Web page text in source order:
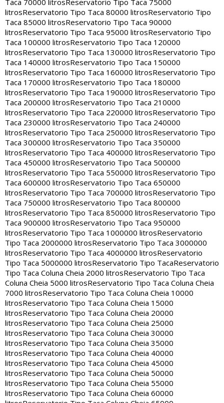
Taca 70000 litros Reservatorio Tipo Taca 75000
litrosReservatorio Tipo Taca 80000 litrosReservatorio Tipo
Taca 85000 litrosReservatorio Tipo Taca 90000
litrosReservatorio Tipo Taca 95000 litrosReservatorio Tipo
Taca 100000 litrosReservatorio Tipo Taca 120000
litrosReservatorio Tipo Taca 130000 litrosReservatorio Tipo
Taca 140000 litrosReservatorio Tipo Taca 150000
litrosReservatorio Tipo Taca 160000 litrosReservatorio Tipo
Taca 170000 litrosReservatorio Tipo Taca 180000
litrosReservatorio Tipo Taca 190000 litrosReservatorio Tipo
Taca 200000 litrosReservatorio Tipo Taca 210000
litrosReservatorio Tipo Taca 220000 litrosReservatorio Tipo
Taca 230000 litrosReservatorio Tipo Taca 240000
litrosReservatorio Tipo Taca 250000 litrosReservatorio Tipo
Taca 300000 litrosReservatorio Tipo Taca 350000
litrosReservatorio Tipo Taca 400000 litrosReservatorio Tipo
Taca 450000 litrosReservatorio Tipo Taca 500000
litrosReservatorio Tipo Taca 550000 litrosReservatorio Tipo
Taca 600000 litrosReservatorio Tipo Taca 650000
litrosReservatorio Tipo Taca 700000 litrosReservatorio Tipo
Taca 750000 litrosReservatorio Tipo Taca 800000
litrosReservatorio Tipo Taca 850000 litrosReservatorio Tipo
Taca 900000 litrosReservatorio Tipo Taca 950000
litrosReservatorio Tipo Taca 1000000 litrosReservatorio
Tipo Taca 2000000 litrosReservatorio Tipo Taca 3000000
litrosReservatorio Tipo Taca 4000000 litrosReservatorio
Tipo Taca 5000000 litrosReservatorio Tipo TacaReservatorio
Tipo Taca Coluna Cheia 2000 litrosReservatorio Tipo Taca
Coluna Cheia 5000 litrosReservatorio Tipo Taca Coluna Cheia
7000 litrosReservatorio Tipo Taca Coluna Cheia 10000
litrosReservatorio Tipo Taca Coluna Cheia 15000
litrosReservatorio Tipo Taca Coluna Cheia 20000
litrosReservatorio Tipo Taca Coluna Cheia 25000
litrosReservatorio Tipo Taca Coluna Cheia 30000
litrosReservatorio Tipo Taca Coluna Cheia 35000
litrosReservatorio Tipo Taca Coluna Cheia 40000
litrosReservatorio Tipo Taca Coluna Cheia 45000
litrosReservatorio Tipo Taca Coluna Cheia 50000
litrosReservatorio Tipo Taca Coluna Cheia 55000
litrosReservatorio Tipo Taca Coluna Cheia 60000